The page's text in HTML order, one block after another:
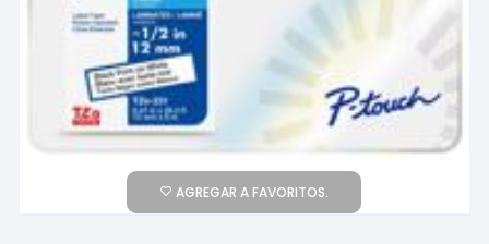
AGREGAR A FAVORITOS.